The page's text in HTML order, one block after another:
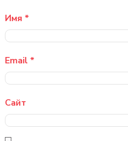
Имя *
Email *
Сайт